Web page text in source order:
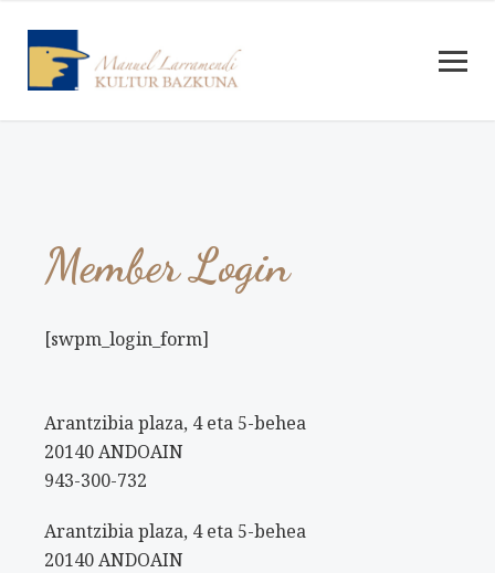
Member Login
[swpm_login_form]
Arantzibia plaza, 4 eta 5-behea
20140 ANDOAIN
943-300-732
Arantzibia plaza, 4 eta 5-behea
20140 ANDOAIN